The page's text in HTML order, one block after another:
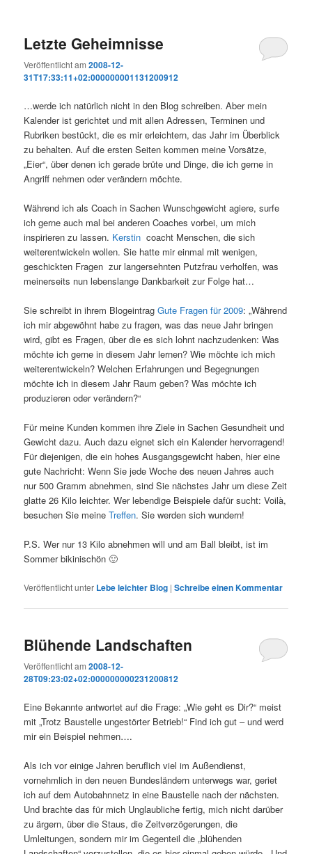
Letzte Geheimnisse
Veröffentlicht am2008-12-
31T17:33:11+02:000000001131200912
…werde ich natürlich nicht in den Blog schreiben. Aber mein
Kalender ist gerichtet und mit allen Adressen, Terminen und
Rubriken bestückt, die es mir erleichtern, das Jahr im Überblick
zu behalten. Auf die ersten Seiten kommen meine Vorsätze,
„Eier“, über denen ich gerade brüte und Dinge, die ich gerne in
Angriff nehmen oder verändern möchte.
Während ich als Coach in Sachen Wunschgewicht agiere, surfe
ich gerne auch mal bei anderen Coaches vorbei, um mich
inspirieren zu lassen. Kerstin coacht Menschen, die sich
weiterentwickeln wollen. Sie hatte mir einmal mit wenigen,
geschickten Fragen zur langersehnten Putzfrau verholfen, was
meinerseits nun lebenslange Dankbarkeit zur Folge hat…
Sie schreibt in ihrem BlogeintragGute Fragen für 2009: „Während
ich mir abgewöhnt habe zu fragen, was das neue Jahr bringen
wird, gibt es Fragen, über die es sich lohnt nachzudenken: Was
möchte ich gerne in diesem Jahr lernen? Wie möchte ich mich
weiterentwickeln? Welchen Erfahrungen und Begegnungen
möchte ich in diesem Jahr Raum geben? Was möchte ich
produzieren oder verändern?“
Für meine Kunden kommen ihre Ziele in Sachen Gesundheit und
Gewicht dazu. Auch dazu eignet sich ein Kalender hervorragend!
Für diejenigen, die ein hohes Ausgangsgewicht haben, hier eine
gute Nachricht: Wenn Sie jede Woche des neuen Jahres auch
nur 500 Gramm abnehmen, sind Sie nächstes Jahr um diese Zeit
glatte 26 Kilo leichter. Wer lebendige Beispiele dafür sucht: Voilà,
besuchen Sie meineTreffen. Sie werden sich wundern!
P.S. Wer nur 13 Kilo abnehmen will und am Ball bleibt, ist im
Sommer bikinischön 🙂
Veröffentlicht unter Lebe leichter Blog |Schreibe einen Kommentar
Blühende Landschaften
Veröffentlicht am2008-12-
28T09:23:02+02:000000000231200812
Eine Bekannte antwortet auf die Frage: „Wie geht es Dir?“ meist
mit „Trotz Baustelle ungestörter Betrieb!“ Find ich gut – und werd
mir ein Beispiel nehmen….
Als ich vor einige Jahren beruflich viel im Außendienst,
vornehmlich in den neuen Bundesländern unterwegs war, geriet
ich auf dem Autobahnnetz in eine Baustelle nach der nächsten.
Und brachte das für mich Unglaubliche fertig, mich nicht darüber
zu ärgern, über die Staus, die Zeitverzögerungen, die
Umleitungen, sondern mir im Gegenteil die „blühenden